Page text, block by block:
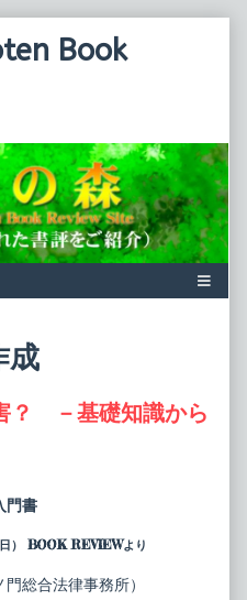
Book
成
？ －基礎知識から
門書
） BOOK REVIEWより
総合法律事務所）